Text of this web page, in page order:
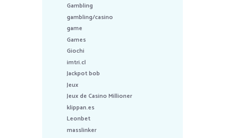
Gambling
gambling/casino
game
Games
Giochi
imtri.cl
Jackpot bob
Jeux
Jeux de Casino Millioner
klippan.es
Leonbet
masslinker